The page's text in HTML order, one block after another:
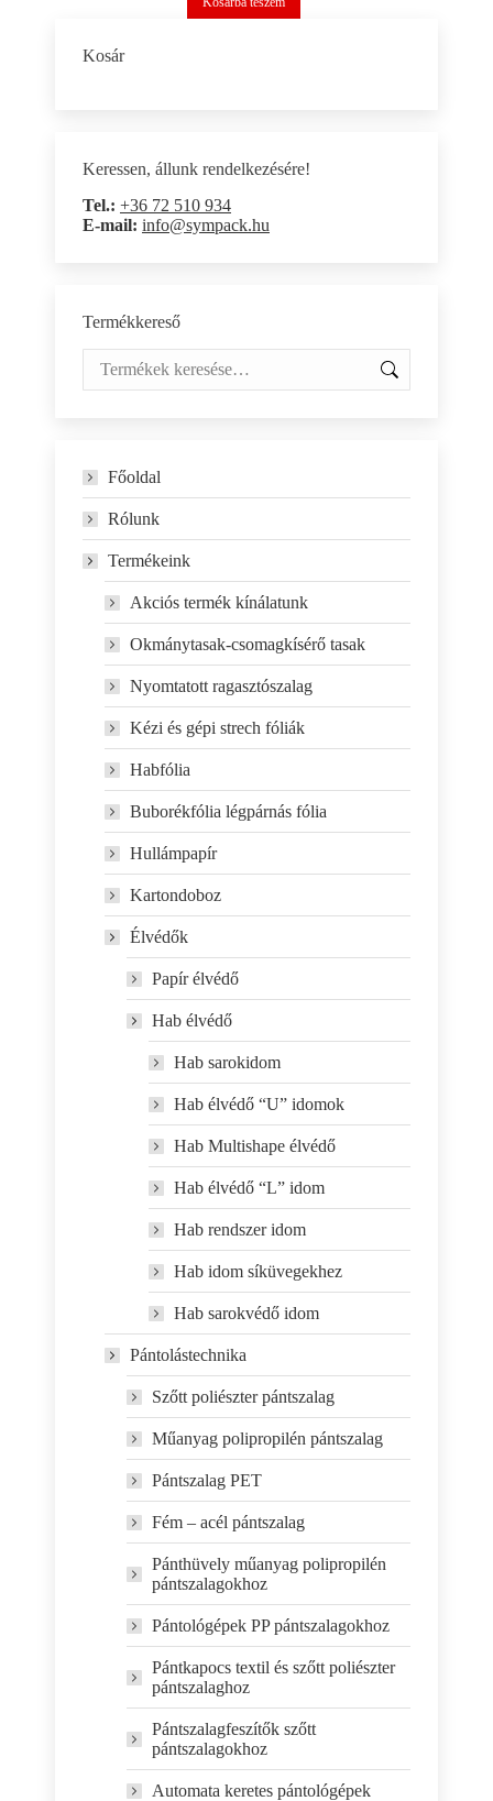
Kosár
Keressen, állunk rendelkezésére!
Tel.: +36 72 510 934
E-mail: info@sympack.hu
Termékkereső
Főoldal
Rólunk
Termékeink
Akciós termék kínálatunk
Okmánytasak-csomagkísérő tasak
Nyomtatott ragasztószalag
Kézi és gépi strech fóliák
Habfólia
Buborékfólia légpárnás fólia
Hullámpapír
Kartondoboz
Élvédők
Papír élvédő
Hab élvédő
Hab sarokidom
Hab élvédő “U” idomok
Hab Multishape élvédő
Hab élvédő “L” idom
Hab rendszer idom
Hab idom síküvegekhez
Hab sarokvédő idom
Pántolástechnika
Szőtt poliészter pántszalag
Műanyag polipropilén pántszalag
Pántszalag PET
Fém – acél pántszalag
Pánthüvely műanyag polipropilén
pántszalagokhoz
Pántológépek PP pántszalagokhoz
Pántkapocs textil és szőtt poliészter
pántszalaghoz
Pántszalagfeszítők szőtt
pántszalagokhoz
Automata keretes pántológépek